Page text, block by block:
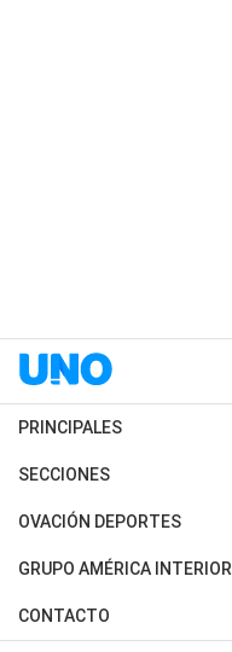
PRINCIPALES
Últimas Noticias
Política
Judiciales
SECCIONES
Horóscopo
Motores
Trucos caseros
OVACIÓN DEPORTES
Fútbol
Mundial
Automovilismo
GRUPO AMÉRICA INTERIOR
Canal 7 en Vivo
CONTACTO